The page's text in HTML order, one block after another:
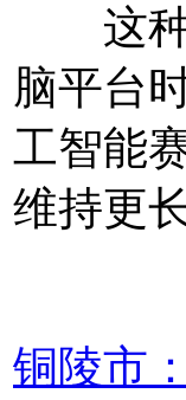
这种
脑平台
工智能
维持更
铜陵市